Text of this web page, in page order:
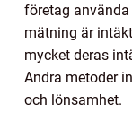
företag
mätning är
mycket deras
Andra metoder
och lönsamhet.